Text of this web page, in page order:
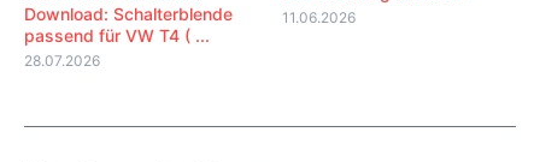
Download: Schalterblende
passend für VW T4 ( ...
28.07.2026
11.06.2026